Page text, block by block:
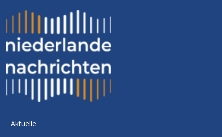
Aktuelle